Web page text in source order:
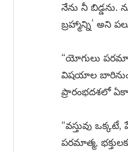
నేను నీ బిడ్డను.
బ్రహ్మాన్ని’ అని
“యోగులు
విషయాల
ప్రారంభదశలో
“వస్తువు
పరమాత్మ,